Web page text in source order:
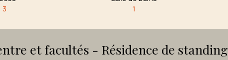
3
1
et facultés - Résidence de standing